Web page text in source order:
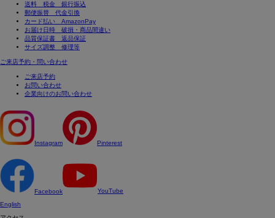
送料 税金 銀行振込
郵便振替 代金引換
カード払い AmazonPay
お届け日時 破損・商品間違い
品質保証書 返品保証
サイズ調整 修理等
ご来店予約・問い合わせ
ご来店予約
お問い合わせ
企業向けのお問い合わせ
Instagram Pinterest
Facebook
YouTube
English